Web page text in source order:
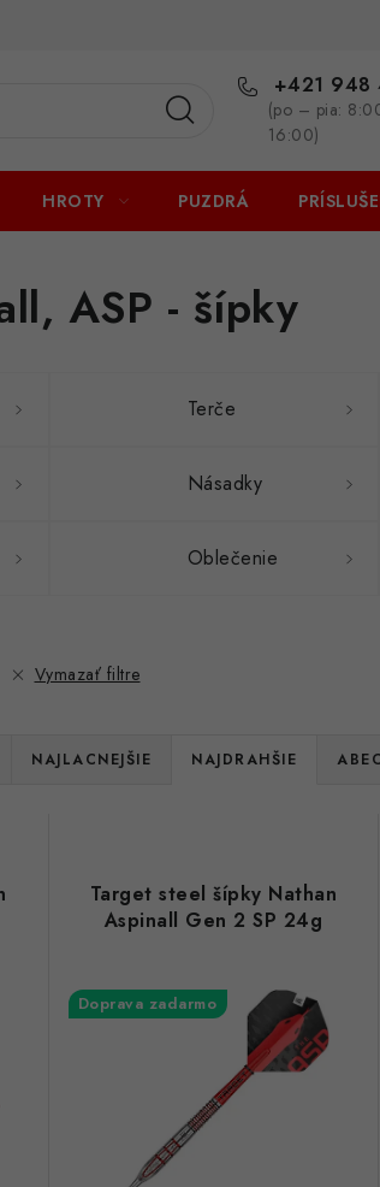
+421 948
(po – pia:
16:00)
HROTY PUZDRÁ
ASP - šípky
Terče
Násadky
Oblečenie
Vymazať filtre
NAJLACNEJŠIE NAJDRAHŠIE
Target steel šípky Nathan
Aspinall Gen 2 SP 24g
Doprava zadarmo